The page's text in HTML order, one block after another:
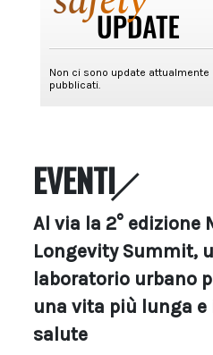
EVENTI
Al via la 2° edizione
Longevity Summit,
laboratorio urbano
una vita più lunga e
salute